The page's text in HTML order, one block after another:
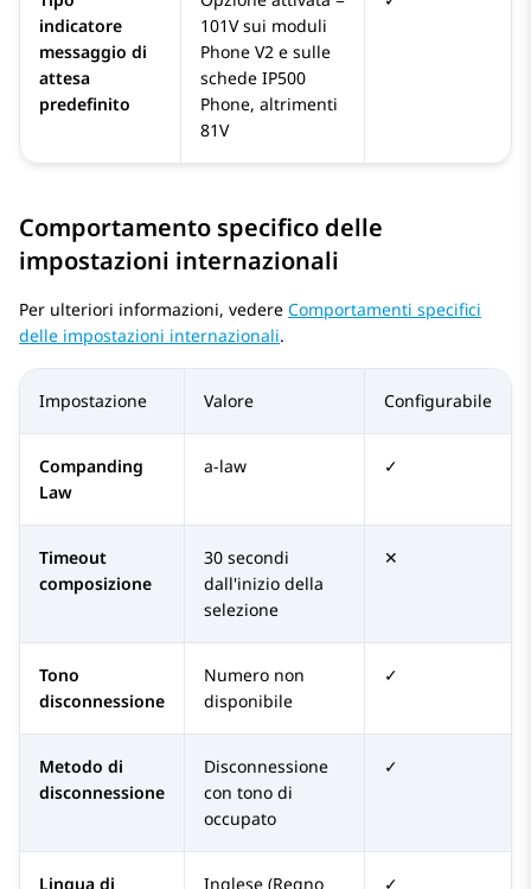
indicatore
messaggio di
attesa
predefinito
101V sui moduli
Phone V2 e sulle
schede IP500
Phone, altrimenti
81V
Comportamento specifico delle
impostazioni internazionali
Per ulteriori informazioni, vedere Comportamenti specifici
delle impostazioni internazionali.
Impostazione Valore Configurabile
Companding
Law
a-law ✓
Timeout
composizione
30 secondi
dall'inizio della
selezione
✕
Tono
disconnessione
Numero non
disponibile
✓
Metodo di
disconnessione
Disconnessione
con tono di
occupato
✓
Lingua di
Inglese (Regno
✓